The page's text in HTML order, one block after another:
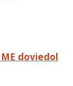
doviedol